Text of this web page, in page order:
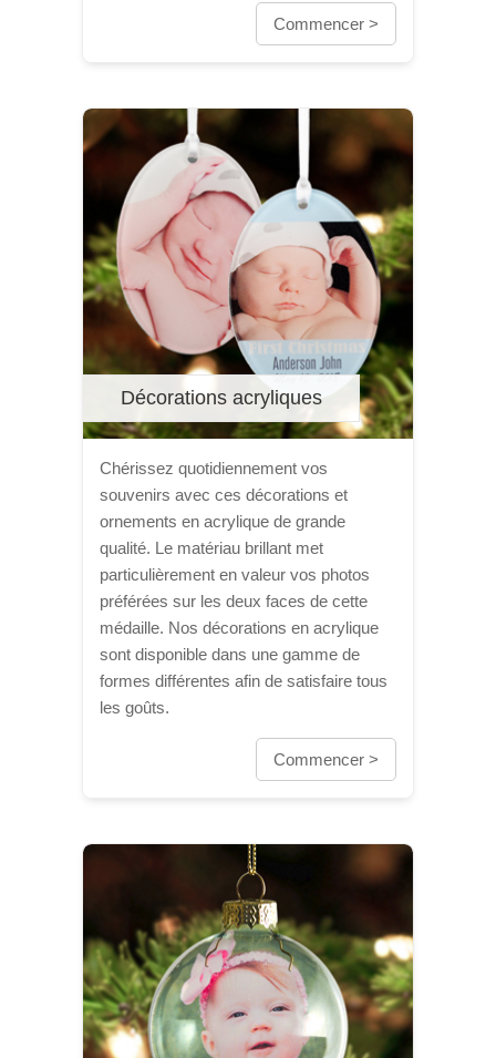
Commencer >
Décorations acryliques
Chérissez quotidiennement vos
souvenirs avec ces décorations et
ornements en acrylique de grande
qualité. Le matériau brillant met
particulièrement en valeur vos photos
préférées sur les deux faces de cette
médaille. Nos décorations en acrylique
sont disponible dans une gamme de
formes différentes afin de satisfaire tous
les goûts.
Commencer >